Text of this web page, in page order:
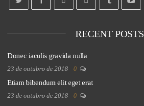
RECENT POSTS
Donec iaculis gravida nulla
23 de outubro de 2018 0
Etiam bibendum elit eget erat
23 de outubro de 2018 0